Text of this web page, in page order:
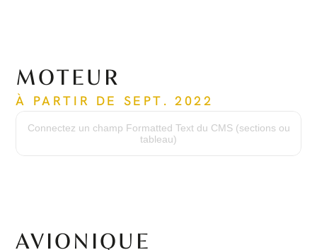
MOTEUR
À PARTIR DE SEPT. 2022
PT6A-67B
Heures depuis neuf :
Connectez un champ Formatted Text du CMS (sections ou
tableau)
AVIONIQUE